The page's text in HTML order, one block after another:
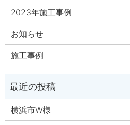
2023年施工事例
お知らせ
施工事例
横浜市W様